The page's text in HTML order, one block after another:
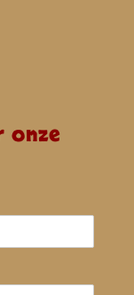
onze